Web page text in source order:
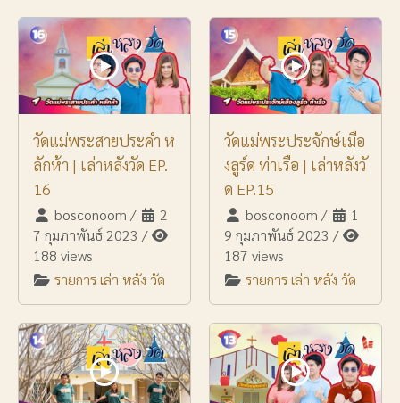
วัดแม่พระสายประคำ ห
ลักห้า | เล่าหลังวัด EP.
16
bosconoom /
2
7 กุมภาพันธ์ 2023 /
188 views
รายการ เล่า หลัง วัด
วัดแม่พระประจักษ์เมือ
งลูร์ด ท่าเรือ | เล่าหลังวั
ด EP.15
bosconoom /
1
9 กุมภาพันธ์ 2023 /
187 views
รายการ เล่า หลัง วัด